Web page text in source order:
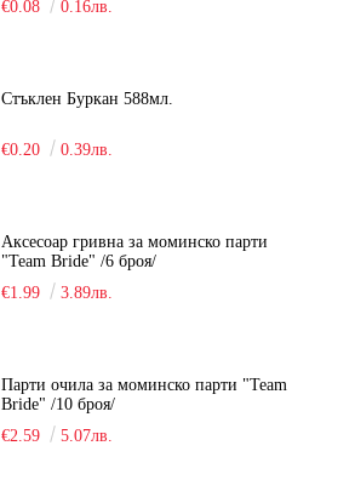
€0.08 0.16лв.
Стъклен Буркан 588мл.
€0.20 0.39лв.
Аксесоар гривна за моминско парти
"Team Bride" /6 броя/
€1.99
3.89лв.
Парти очила за моминско парти "Team
Bride" /10 броя/
€2.59
5.07лв.